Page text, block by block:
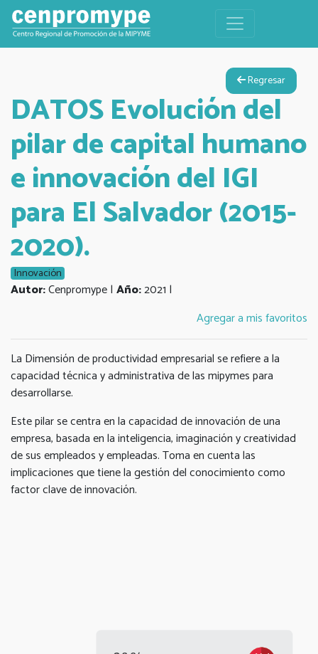
Regresar
DATOS Evolución del
pilar de capital humano
e innovación del IGI
para El Salvador (2015-
2020).
Innovación
Autor:Cenpromype | Año:2021 |
Agregar a mis favoritos
La Dimensión de productividad empresarial se refiere a la
capacidad técnica y administrativa de las mipymes para
desarrollarse.
Este pilar se centra en la capacidad de innovación de una
empresa, basada en la inteligencia, imaginación y creatividad
de sus empleados y empleadas. Toma en cuenta las
implicaciones que tiene la gestión del conocimiento como
factor clave de innovación.